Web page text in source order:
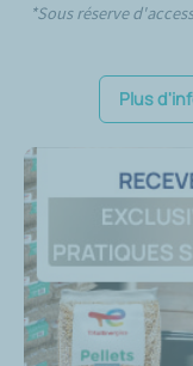
*Sous réserve
Plus